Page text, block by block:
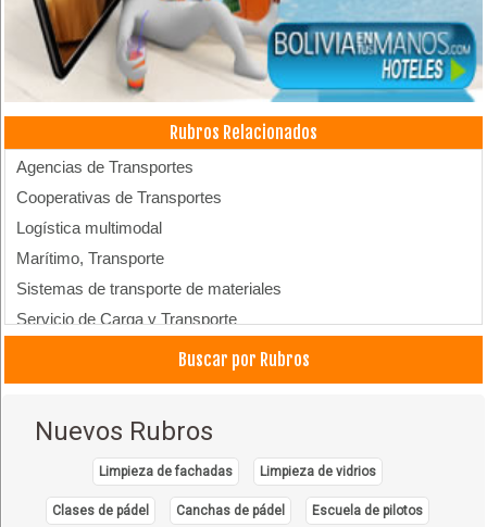
Rubros Relacionados
Agencias de Transportes
Cooperativas de Transportes
Logística multimodal
Marítimo, Transporte
Sistemas de transporte de materiales
Servicio de Carga y Transporte
Transporte de carga aérea
Transporte de carga por avión
Transporte de productos perecibles
Transporte Aéreo
Transporte de Carga Internacional
Buscar por Rubros
Nuevos Rubros
Limpieza de fachadas Limpieza de vidrios
Clases de pádel Canchas de pádel Escuela de pilotos